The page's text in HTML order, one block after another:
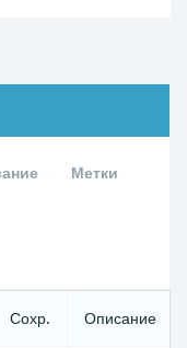
Метки
Сохр. Описание